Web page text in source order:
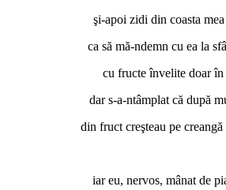
şi-apoi zidi din coasta
ca să mă-ndemn cu ea la
cu fructe învelite doar în
dar s-a-ntâmplat că după
din fruct creşteau pe creangă
iar eu, nervos, mânat de